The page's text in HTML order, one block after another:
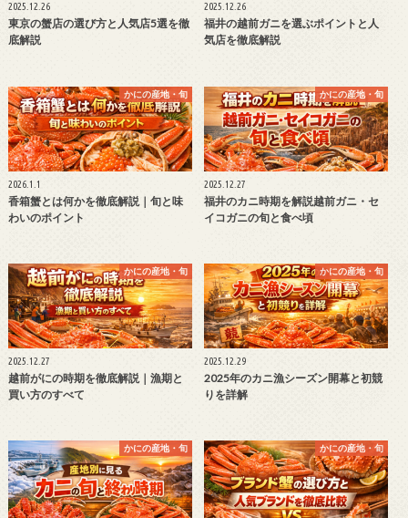
2025.12.26
東京の蟹店の選び方と人気店5選を徹
底解説
2025.12.26
福井の越前ガニを選ぶポイントと人
気店を徹底解説
かにの産地・旬
2026.1.1
香箱蟹とは何かを徹底解説｜旬と味
わいのポイント
かにの産地・旬
2025.12.27
福井のカニ時期を解説越前ガニ・セ
イコガニの旬と食べ頃
かにの産地・旬
2025.12.27
越前がにの時期を徹底解説｜漁期と
買い方のすべて
かにの産地・旬
2025.12.29
2025年のカニ漁シーズン開幕と初競
りを詳解
かにの産地・旬 かにの産地・旬